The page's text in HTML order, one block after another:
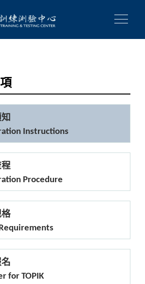
Instructions
Procedure
for TOPIK